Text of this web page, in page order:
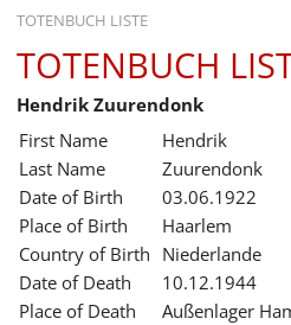
TOTENBUCH LISTE
STARTSEITE
AUSSTELLUNGEN
GESCHICHTE
BILDUNG
FORSCHUNG
SERVICE
TOTENBUCH
Hendrik Zuurendonk
First Name
Hendrik
Last Name
Zuurendonk
Date of Birth
03.06.1922
Place of Birth
Haarlem
Country of Birth Niederlande
Date of Death
10.12.1944
Place of Death
Außenlager